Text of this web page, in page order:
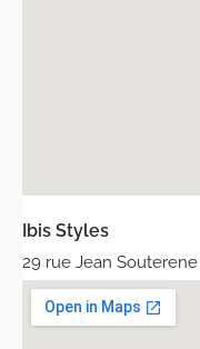
Ibis Styles
29 rue Jean Souterene